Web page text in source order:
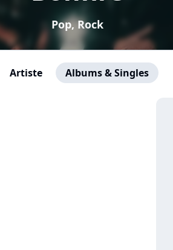
Pop, Rock
Artiste Albums & Singles